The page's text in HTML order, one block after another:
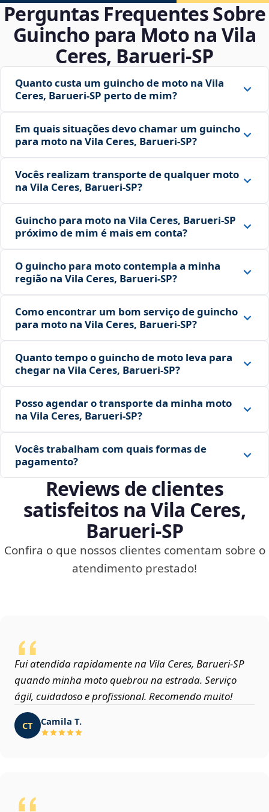
Perguntas Frequentes Sobre
Guincho para Moto na Vila
Ceres, Barueri‑SP
Quanto custa um guincho de moto na Vila
Ceres, Barueri‑SP perto de mim?
Em quais situações devo chamar um guincho
para moto na Vila Ceres, Barueri‑SP?
Vocês realizam transporte de qualquer moto
na Vila Ceres, Barueri‑SP?
Guincho para moto na Vila Ceres, Barueri‑SP
próximo de mim é mais em conta?
O guincho para moto contempla a minha
região na Vila Ceres, Barueri‑SP?
Como encontrar um bom serviço de guincho
para moto na Vila Ceres, Barueri‑SP?
Quanto tempo o guincho de moto leva para
chegar na Vila Ceres, Barueri‑SP?
Posso agendar o transporte da minha moto
na Vila Ceres, Barueri‑SP?
Vocês trabalham com quais formas de
pagamento?
Reviews de clientes
satisfeitos na Vila Ceres,
Barueri‑SP
Confira o que nossos clientes comentam sobre o
atendimento prestado!
Fui atendida rapidamente na Vila Ceres, Barueri‑SP
quando minha moto quebrou na estrada. Serviço
ágil, cuidadoso e profissional. Recomendo muito!
CT Camila T.